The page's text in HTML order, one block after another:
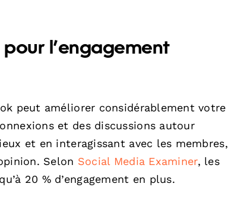
l’engagement
peut améliorer considérablement votre
et des discussions autour
et en interagissant avec les membres,
Selon Social Media Examiner, les
20 % d’engagement en plus.